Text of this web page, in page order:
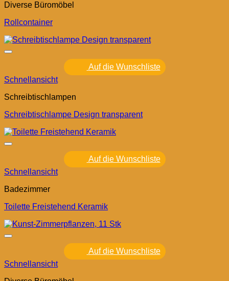
Diverse Büromöbel
Rollcontainer
Auf die Wunschliste
Schnellansicht
Schreibtischlampen
Schreibtischlampe Design transparent
Auf die Wunschliste
Schnellansicht
Badezimmer
Toilette Freistehend Keramik
Auf die Wunschliste
Schnellansicht